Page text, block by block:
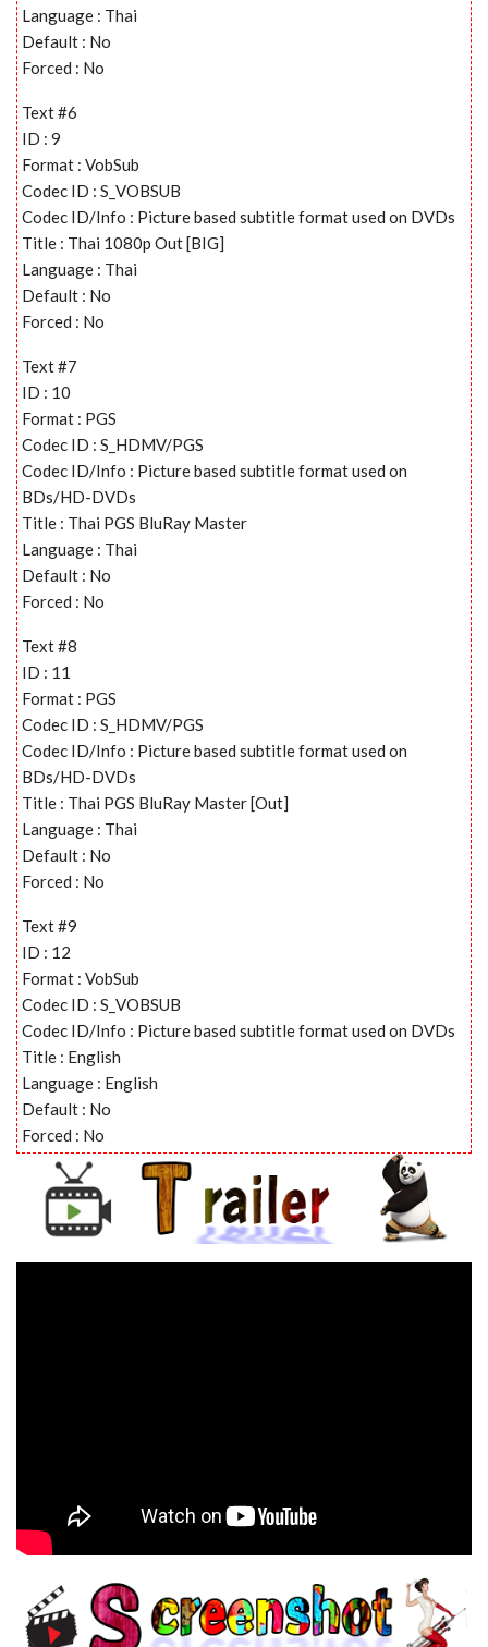
Language : Thai
Default : No
Forced : No
Text #6
ID : 9
Format : VobSub
Codec ID : S_VOBSUB
Codec ID/Info : Picture based subtitle format used on DVDs
Title : Thai 1080p Out [BIG]
Language : Thai
Default : No
Forced : No
Text #7
ID : 10
Format : PGS
Codec ID : S_HDMV/PGS
Codec ID/Info : Picture based subtitle format used on
BDs/HD-DVDs
Title : Thai PGS BluRay Master
Language : Thai
Default : No
Forced : No
Text #8
ID : 11
Format : PGS
Codec ID : S_HDMV/PGS
Codec ID/Info : Picture based subtitle format used on
BDs/HD-DVDs
Title : Thai PGS BluRay Master [Out]
Language : Thai
Default : No
Forced : No
Text #9
ID : 12
Format : VobSub
Codec ID : S_VOBSUB
Codec ID/Info : Picture based subtitle format used on DVDs
Title : English
Language : English
Default : No
Forced : No